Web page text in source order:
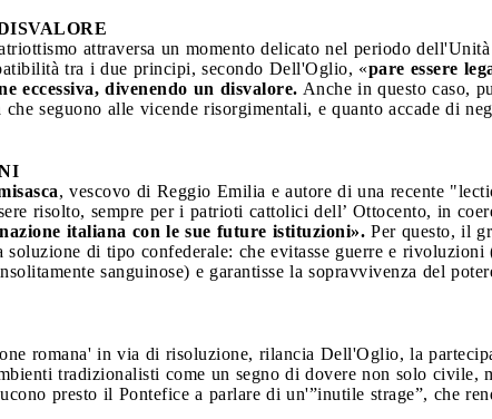
attraversa un momento delicato nel periodo
tra i due principi, secondo Dell'Oglio, «pare essere
eccessiva, divenendo un disvalore. Anche in questo caso,
seguono alle vicende risorgimentali, e quanto accade di
, vescovo di Reggio Emilia e autore di una recente
risolto, sempre per i patrioti cattolici dell’ Ottocento, in
italiana con le sue future istituzioni». Per questo, il
soluzione di tipo confederale: che evitasse guerre e
sanguinose) e garantisse la sopravvivenza del
romana' in via di risoluzione, rilancia Dell'Oglio, la
tradizionalisti come un segno di dovere non solo civile,
presto il Pontefice a parlare di un'”inutile strage”, che